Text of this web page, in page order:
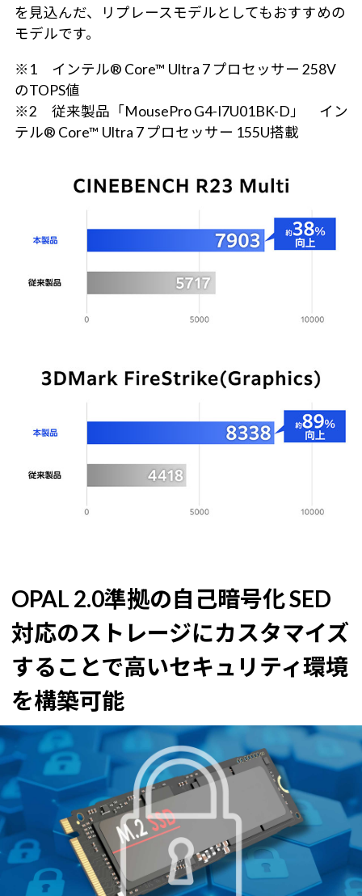
を見込んだ、リプレースモデルとしてもおすすめの
モデルです。
※1 インテル® Core™ Ultra 7 プロセッサー 258V
のTOPS値
※2 従来製品「MousePro G4-I7U01BK-D」 イン
テル® Core™ Ultra 7 プロセッサー 155U搭載
OPAL 2.0準拠の自己暗号化 SED
対応のストレージにカスタマイズ
することで高いセキュリティ環境
を構築可能